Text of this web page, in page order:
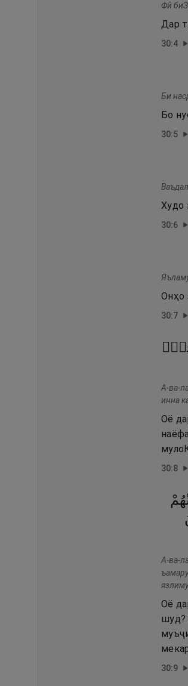
Фӣ
Дар
30:4
Би
Бо
30:5
Худо
30:6
Онҳо
30:7
А-ва-
инна
Оё
30:8
А-ва-
Оё
шуд?
30:9